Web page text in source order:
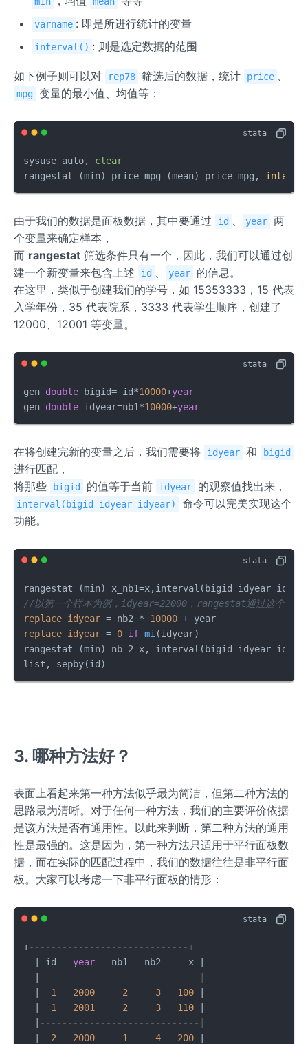
varname : 即是所进行统计的变量
interval() : 则是选定数据的范围
如下例子则可以对 rep78 筛选后的数据，统计 price
mpg 变量的最小值、均值等：
sysuse auto, clear
rangestat (min) price mpg (mean) price mpg,
由于我们的数据是面板数据，其中要通过 id year 两
个变量来确定样本，
而 rangestat 筛选条件只有一个，因此，我们可以通过创
建一个新变量来包含上述
id year
的信息。
在这里，类似于创建我们的学号，如 15353333，15 代表
入学年份，35 代表院系，3333 代表学生顺序，创建了
12000、12001 等变量。
gen double bigid= id*10000+year
gen double idyear=nb1*10000+year
在将创建完新的变量之后，我们需要将 idyear 和 bigid
进行匹配，
将那些
bigid 的值等于当前 idyear 的观察值找出来，
interval(bigid idyear idyear)
命令可以完美实现这个
功能。
//以第一个样本为例，idyear=22000，rangestat通过这个语句
replace idyear = nb2 * 10000
replace idyear = 0 if mi (idyear)
rangestat (min) nb_2=x, interval(bigid idyear
list, sepby(id)
3. 哪种方法好？
表面上看起来第一种方法似乎最为简洁，但第二种方法的
思路最为清晰。对于任何一种方法，我们的主要评价依据
是该方法是否有通用性。以此来判断，第二种方法的通用
性是最强的。这是因为，第一种方法只适用于平行面板数
据，而在实际的匹配过程中，我们的数据往往是非平行面
板。大家可以考虑一下非平行面板的情形：
+-----------------------------+
id year
   nb1   nb2     x
-----------------------------|
1 2000 2 3 100
1 2001 2 3 110
-----------------------------|
2 2000 1 4 200